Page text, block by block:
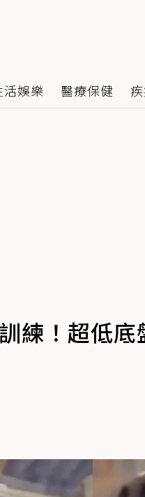
活娛樂 醫療保健
練！超低